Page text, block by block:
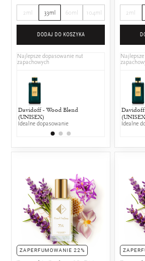
2ml 33ml 60ml 104ml
DODAJ DO KOSZYKA
Najlepsze dopasowanie nut
zapachowych
Davidoff - Wood Blend
(UNISEX)
Idealne dopasowanie
Hugo Boss -
50%
2ml
Idealne
ZAPERFUMOWANIE 22%